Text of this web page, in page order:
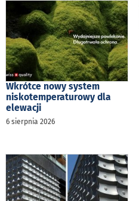
Wkrótce nowy system
niskotemperaturowy dla
elewacji
6 sierpnia 2026